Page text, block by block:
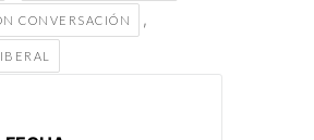
CONVERSACIÓN ,